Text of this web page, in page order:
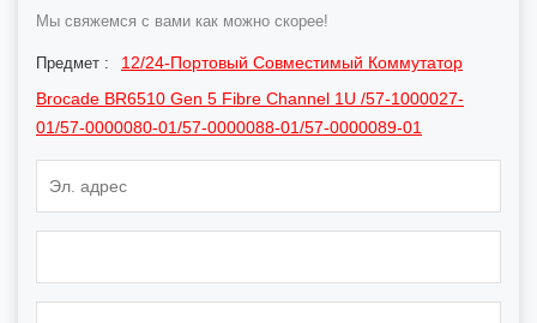
Мы свяжемся с вами как можно скорее!
Предмет :
12/24-Портовый Совместимый Коммутатор
Brocade BR6510 Gen 5 Fibre Channel 1U /57-1000027-
01/57-0000080-01/57-0000088-01/57-0000089-01